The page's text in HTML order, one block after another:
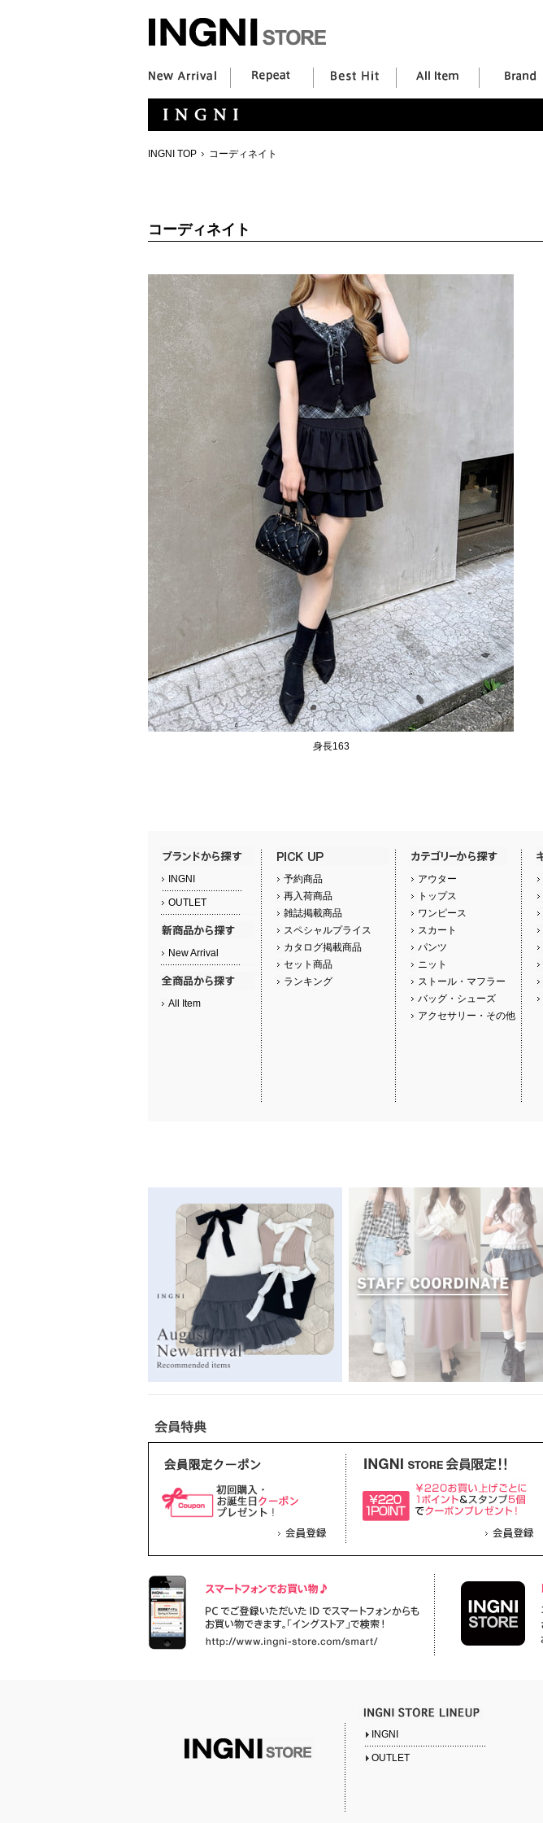
INGNI TOP コーディネイト
コーディネイト
身長163
INGNI
OUTLET
New Arrival
All Item
予約商品
再入荷商品
雑誌掲載商品
スペシャルプライス
カタログ掲載商品
セット商品
ランキング
アウター
トップス
ワンピース
スカート
パンツ
ニット
ストール・マフラー
バッグ・シューズ
アクセサリー・その他
INGNI
OUTLET